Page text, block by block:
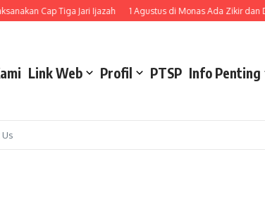
Cap Tiga Jari Ijazah 1 Agustus di Monas Ada Zikir dan
Link Web Profil PTSP Info Penting